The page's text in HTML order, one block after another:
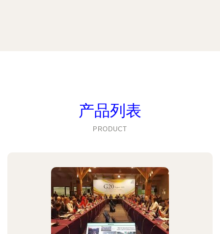
产品列表
PRODUCT